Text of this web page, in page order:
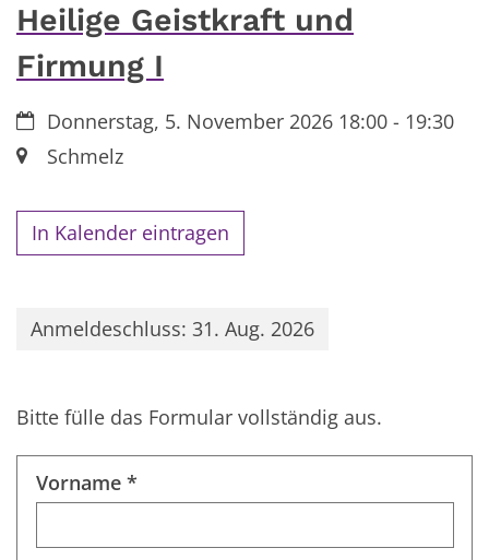
Heilige Geistkraft und
Firmung I
Datum:Donnerstag, 5. November 2026 18:00 - 19:30
Ort:Schmelz
In Kalender eintragen
Anmeldeschluss: 31. Aug. 2026
Bitte fülle das Formular vollständig aus.
Vorname *